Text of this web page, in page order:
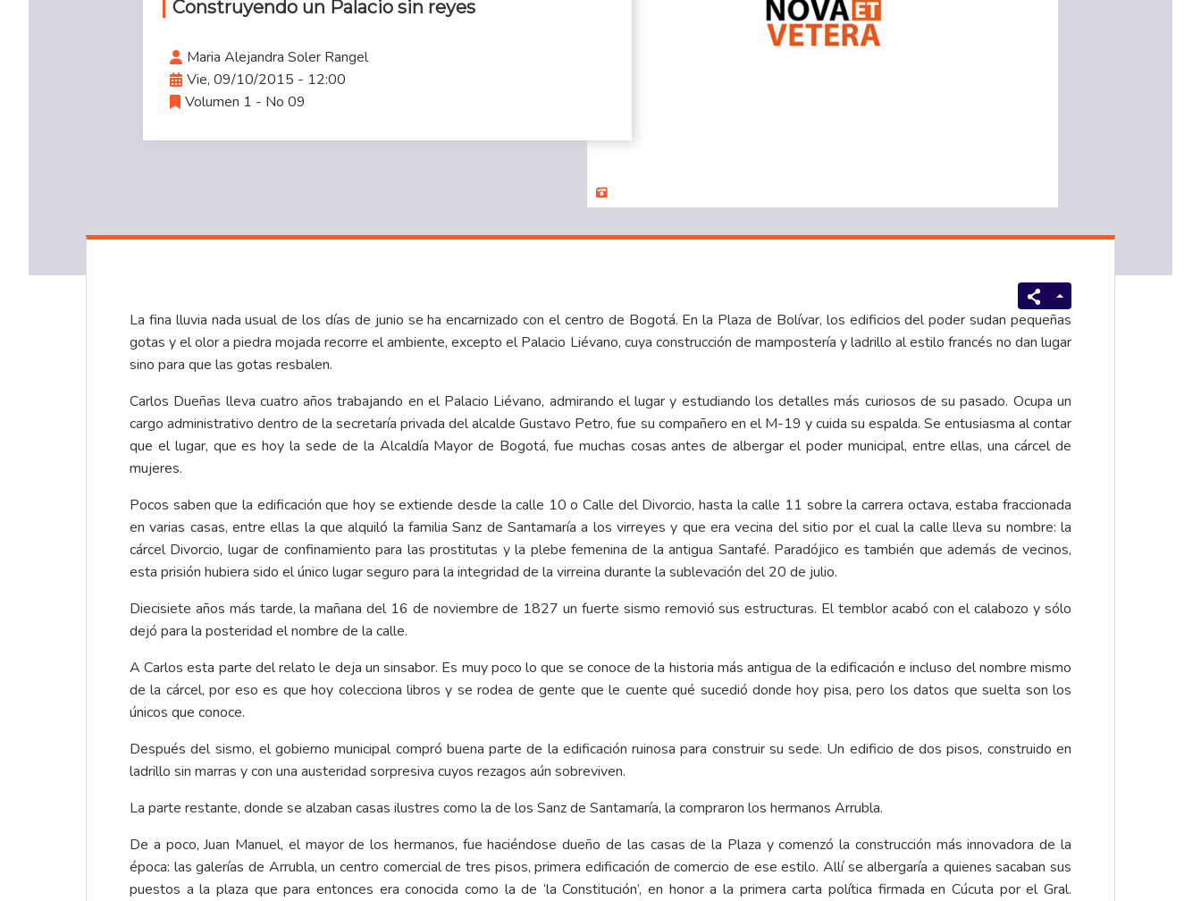
Construyendo un Palacio sin reyes
Maria Alejandra Soler Rangel
Vie, 09/10/2015 - 12:00
Volumen 1 - No 09
La fina lluvia nada usual de los días de junio se ha encarnizado con el centro de Bogotá. En la Plaza de Bolívar, los edificios del poder sudan pequeñas
gotas y el olor a piedra mojada recorre el ambiente, excepto el Palacio Liévano, cuya construcción de mampostería y ladrillo al estilo francés no dan lugar
sino para que las gotas resbalen.
Carlos Dueñas lleva cuatro años trabajando en el Palacio Liévano, admirando el lugar y estudiando los detalles más curiosos de su pasado. Ocupa un
cargo administrativo dentro de la secretaría privada del alcalde Gustavo Petro, fue su compañero en el M-19 y cuida su espalda. Se entusiasma al contar
que el lugar, que es hoy la sede de la Alcaldía Mayor de Bogotá, fue muchas cosas antes de albergar el poder municipal, entre ellas, una cárcel de
mujeres.
Pocos saben que la edificación que hoy se extiende desde la calle 10 o Calle del Divorcio, hasta la calle 11 sobre la carrera octava, estaba fraccionada
en varias casas, entre ellas la que alquiló la familia Sanz de Santamaría a los virreyes y que era vecina del sitio por el cual la calle lleva su nombre: la
cárcel Divorcio, lugar de confinamiento para las prostitutas y la plebe femenina de la antigua Santafé. Paradójico es también que además de vecinos,
esta prisión hubiera sido el único lugar seguro para la integridad de la virreina durante la sublevación del 20 de julio.
Diecisiete años más tarde, la mañana del 16 de noviembre de 1827 un fuerte sismo removió sus estructuras. El temblor acabó con el calabozo y sólo
dejó para la posteridad el nombre de la calle.
A Carlos esta parte del relato le deja un sinsabor. Es muy poco lo que se conoce de la historia más antigua de la edificación e incluso del nombre mismo
de la cárcel, por eso es que hoy colecciona libros y se rodea de gente que le cuente qué sucedió donde hoy pisa, pero los datos que suelta son los
únicos que conoce.
Después del sismo, el gobierno municipal compró buena parte de la edificación ruinosa para construir su sede. Un edificio de dos pisos, construido en
ladrillo sin marras y con una austeridad sorpresiva cuyos rezagos aún sobreviven.
La parte restante, donde se alzaban casas ilustres como la de los Sanz de Santamaría, la compraron los hermanos Arrubla.
De a poco, Juan Manuel, el mayor de los hermanos, fue haciéndose dueño de las casas de la Plaza y comenzó la construcción más innovadora de la
época: las galerías de Arrubla, un centro comercial de tres pisos, primera edificación de comercio de ese estilo. Allí se albergaría a quienes sacaban sus
puestos a la plaza que para entonces era conocida como la de ‘la Constitución’, en honor a la primera carta política firmada en Cúcuta por el Gral.